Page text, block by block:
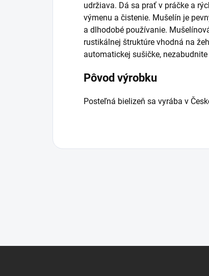
udržiava. Dá sa prať v práčke a
výmenu a čistenie. Mušelín je
a dlhodobé používanie.
rustikálnej štruktúre vhodná na
automatickej sušičke,
Pôvod výrobku
Posteľná bielizeň sa vyrába v